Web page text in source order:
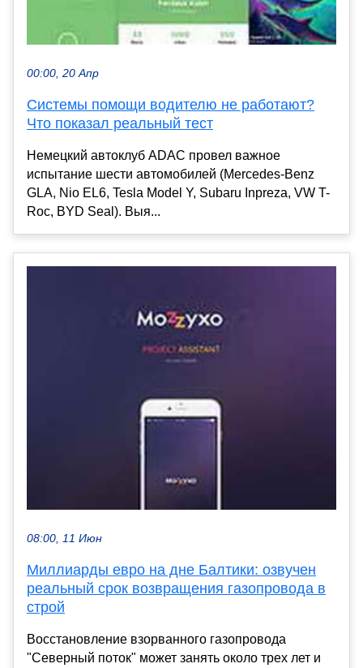
00:00, 20 Апр
Системы помощи водителю не работают?
Что показал реальный тест
Немецкий автоклуб ADAC провел важное
испытание шести автомобилей (Mercedes-Benz
GLA, Nio EL6, Tesla Model Y, Subaru Inpreza, VW T-
Roc, BYD Seal). Выя...
08:00, 11 Июн
Миллиарды евро на дне Балтики: озвучен
реальный срок возвращения газопровода в
строй
Восстановление взорванного газопровода
"Северный поток" может занять около трех лет и